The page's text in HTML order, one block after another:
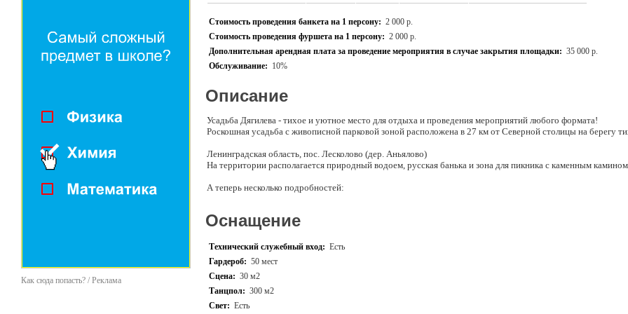
Как сюда попасть? / Реклама
Стоимость проведения банкета на 1 персону: 2 000 р.
Стоимость проведения фуршета на 1 персону: 2 000 р.
Дополнительная арендная плата за проведение мероприятия в случае закрытия площадки: 35 000 р.
Обслуживание: 10%
Описание
Усадьба Дягилева - тихое и уютное место для отдыха и проведения мероприятий любого формата!
Роскошная усадьба с живописной парковой зоной расположена в 27 км от Северной столицы на берегу
Ленинградская область, пос. Лесколово (дер. Аньялово)
На территории располагается природный водоем, русская банька и зона для пикника с каменным
А теперь несколько подробностей:
вместимостью 100 человек. Также на территории можно организовать несколько уличных шатров
человек каждый (работает только в теплое время года)
Коттедж для проживания 100 м²
Вместимость 5 гостей. Полностью оснащен всем необходимым для комфортного проживания
В качестве активити вам предложат обучение верховой езде, конные прогулки, мастер-классы и
отдельная история – организация фотосессий. Они в Усадьбе и ее окрестностях поистине
Предлагаем вам организацию мероприятия «под ключ», начиная с идеи и сценария. Ваше
Оснащение
Технический служебный вход: Есть
Гардероб: 50 мест
Сцена: 30 м2
Танцпол: 300 м2
Свет: Есть